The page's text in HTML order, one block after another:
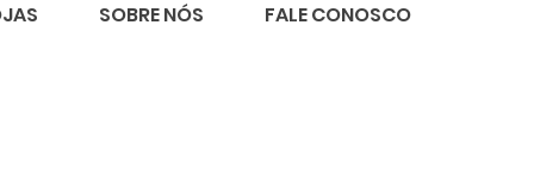
SOBRE NÓS FALE CONOSCO